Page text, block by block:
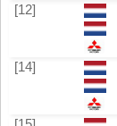
[12]
[14]